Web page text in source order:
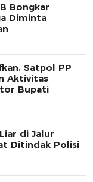
Bongkar
Diminta
Satpol PP
Aktivitas
Bupati
di Jalur
Ditindak Polisi